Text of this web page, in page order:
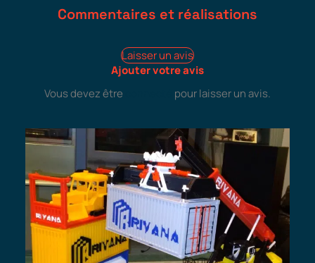
Commentaires et réalisations
Laisser un avis
Ajouter votre avis
Vous devez être
pour laisser un avis.